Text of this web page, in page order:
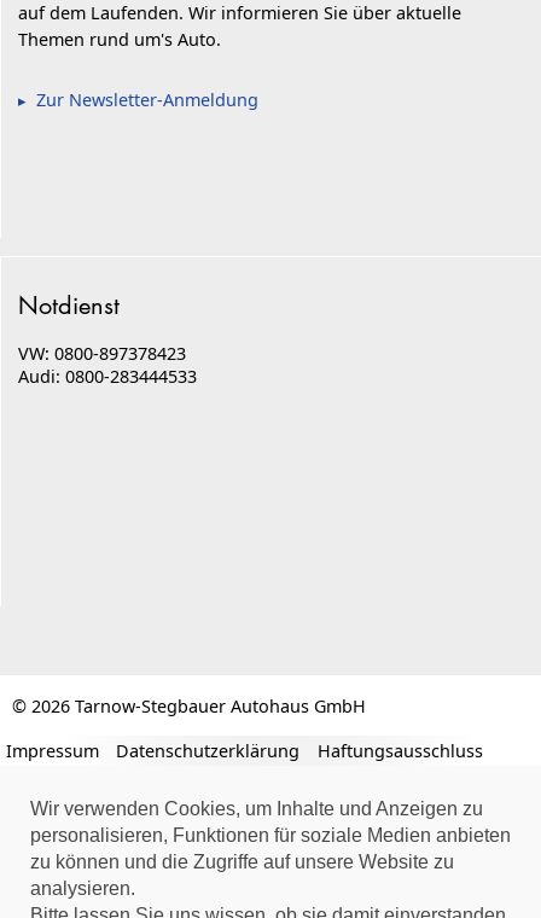
auf dem Laufenden. Wir informieren Sie über aktuelle
Themen rund um's Auto.
Zur Newsletter-Anmeldung
Notdienst
VW: 0800-897378423
Audi: 0800-283444533
© 2026 Tarnow-Stegbauer Autohaus GmbH
Impressum
Datenschutzerklärung Haftungsausschluss
Wir verwenden Cookies, um Inhalte und Anzeigen zu
personalisieren, Funktionen für soziale Medien anbieten
zu können und die Zugriffe auf unsere Website zu
analysieren.